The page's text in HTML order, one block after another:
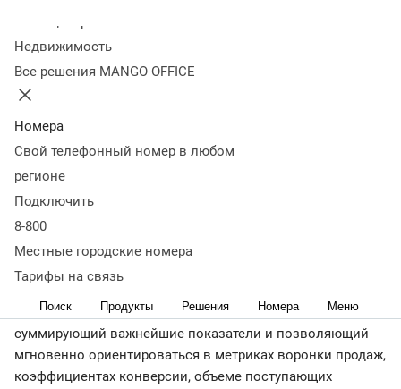
Недвижимость
Все решения MANGO OFFICE
Номера
Свой телефонный номер в любом
регионе
Подключить
8-800
Местные городские номера
Тарифы на связь
Поиск Продукты Решения Номера Меню
коллтрекинга
19 сентября 201929 292
Коллтрекинг MANGO OFFICE становится еще более
продуктивным решением для работы с маркетинговой
совершенно новые инструменты, кардинально
улучшающие взаимодействие с данными, а также
некоторые дополнительные служебные функции,
облегчающие выполнение ежедневных задач
маркетолога.
экраном с настоящего момента будет дашборд,
суммирующий важнейшие показатели и позволяющий
мгновенно ориентироваться в метриках воронки продаж,
коэффициентах конверсии, объеме поступающих